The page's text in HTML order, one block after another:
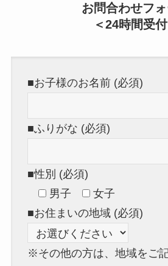
お問合わせフ
＜24時間受
■お子様のお名前 (必須)
■ふりがな (必須)
■性別 (必須)
男子
女子
■お住まいの地域 (必須)
※その他の方は、地域をご記